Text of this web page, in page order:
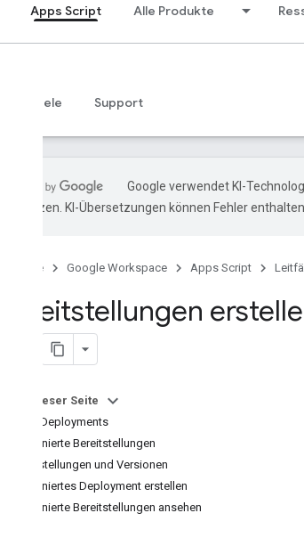
Apps Script Alle Produkte
Beispiele Support
Google verwendet KI-
übersetzen. KI-Übersetzungen können Fehler enthalten.
Startseite Google Workspace Apps Script
Bereitstellungen
Auf dieser Seite
Head-Deployments
Versionierte Bereitstellungen
Bereitstellungen und Versionen
Versioniertes Deployment erstellen
Versionierte Bereitstellungen ansehen